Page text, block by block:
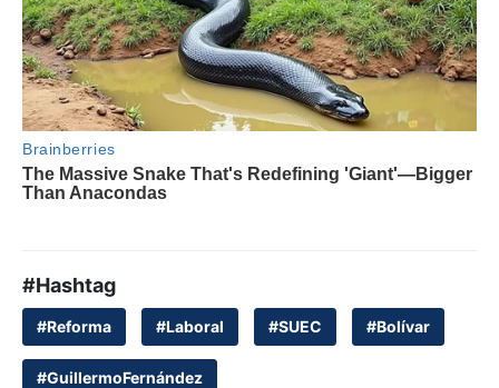
#Hashtag
#Reforma #Laboral #SUEC #Bolívar
#GuillermoFernández